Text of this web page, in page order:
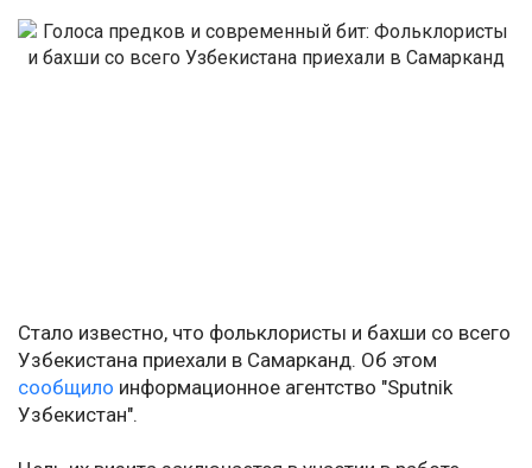
Стало известно, что фольклористы и бахши со всего
Узбекистана приехали в Самарканд. Об этом
сообщило информационное агентство "Sputnik
Узбекистан".